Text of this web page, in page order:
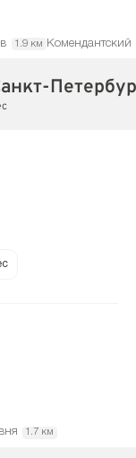
1.9 км Комендантский
1.7 км